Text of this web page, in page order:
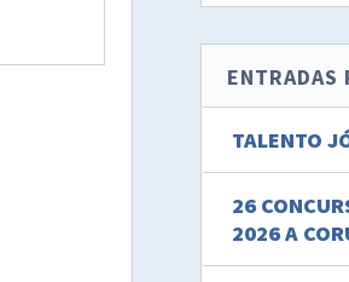
ENTRADAS
TALENTO
26
2026 A